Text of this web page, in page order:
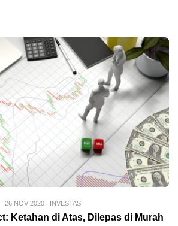
26 NOV 2020 | INVESTASI
Ketahan di Atas, Dilepas di Murah